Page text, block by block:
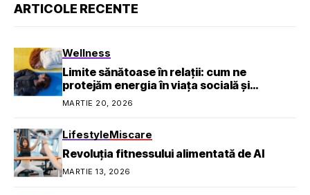
ARTICOLE RECENTE
Wellness
Limite sănătoase în relații: cum ne
protejăm energia în viața socială și
profesională
MARTIE 20, 2026
LifestyleMiscare
Revoluția fitnessului alimentată de AI
MARTIE 13, 2026